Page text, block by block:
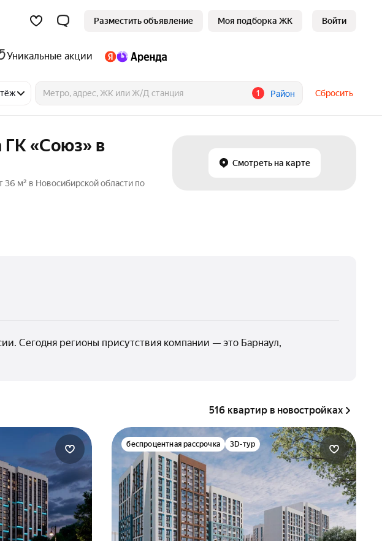
Разместить объявление Моя подборка ЖК Войти
Уникальные акции
1 Район Сбросить
«Союз» в
м² в Новосибирской области по
Смотреть на карте
Сегодня регионы присутствия компании — это Барнаул,
516 квартир в новостройках
беспроцентная рассрочка 3D-тур